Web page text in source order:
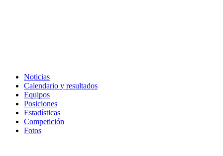
Noticias
Calendario y resultados
Equipos
Posiciones
Estadísticas
Competición
Fotos